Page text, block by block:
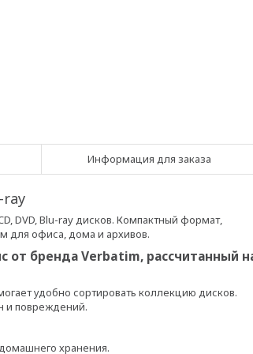
Информация для заказа
ray
DVD, Blu-ray дисков. Компактный формат,
для офиса, дома и архивов.
от бренда Verbatim, рассчитанный
удобно сортировать коллекцию дисков.
и повреждений.
хранения.